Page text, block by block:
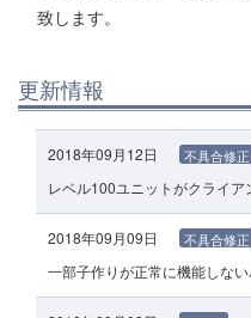
致します。
更新情報
2018年09月12日 不具合修正
レベル100ユニットがクライ
2018年09月09日 不具合修正
一部子作りが正常に機能しない